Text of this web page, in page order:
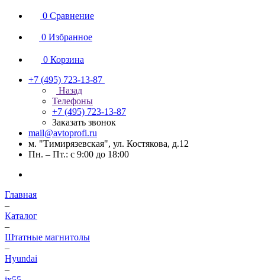
0 Сравнение
0 Избранное
0 Корзина
+7 (495) 723-13-87
Назад
Телефоны
+7 (495) 723-13-87
Заказать звонок
mail@avtoprofi.ru
м. "Тимирязевская", ул. Костякова, д.12
Пн. – Пт.: с 9:00 до 18:00
Главная
–
Каталог
–
Штатные магнитолы
–
Hyundai
–